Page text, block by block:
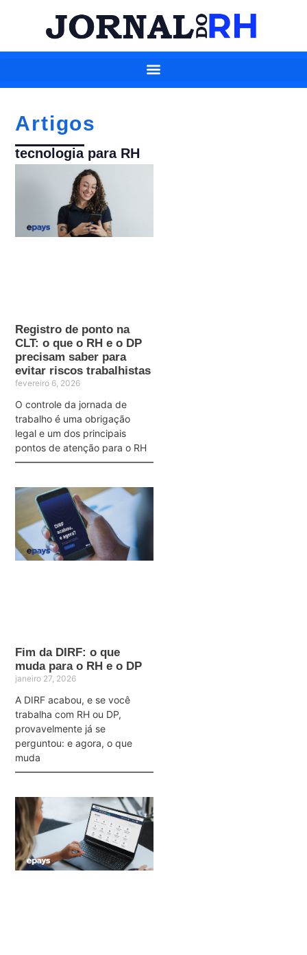
Artigos
tecnologia para RH
Registro de ponto na
CLT: o que o RH e o DP
precisam saber para
evitar riscos trabalhistas
fevereiro 6, 2026
O controle da jornada de
trabalho é uma obrigação
legal e um dos principais
pontos de atenção para o RH
Fim da DIRF: o que
muda para o RH e o DP
janeiro 27, 2026
A DIRF acabou, e se você
trabalha com RH ou DP,
provavelmente já se
perguntou: e agora, o que
muda